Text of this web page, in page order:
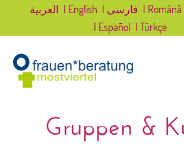
العربية | English | فارسی | Română
| Español | Türkçe
Gruppen &